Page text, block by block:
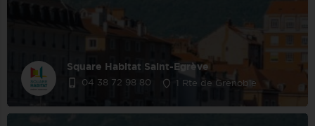
Square Habitat Saint-Egrève
04 38 72 98 80 1 Rte de Grenoble